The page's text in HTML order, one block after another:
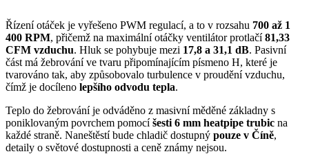
Řízení otáček je vyřešeno PWM regulací, a to v rozsahu 700 až 1
400 RPM, přičemž na maximální otáčky ventilátor protlačí81,33
CFM vzduchu. Hluk se pohybuje mezi 17,8 a 31,1 dB. Pasivní
část má žebrování ve tvaru připomínajícím písmeno H, které je
tvarováno tak, aby způsobovalo turbulence v proudění vzduchu,
čímž je docíleno lepšího odvodu tepla.
Teplo do žebrování je odváděno z masivní měděné základny s
poniklovaným povrchem pomocíšesti 6 mm heatpipe trubic na
každé straně. Naneštěstí bude chladič dostupný pouze v Číně,
detaily o světové dostupnosti a ceně známy nejsou.